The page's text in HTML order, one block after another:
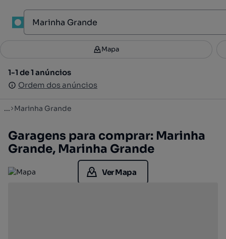
Filtros 2
1-1 de 1 anúncios
Ordem dos anúncios
Mapa
1-1 de 1 anúncios
Ordem dos anúncios
... Marinha Grande
Garagens para comprar: Marinha
Grande, Marinha Grande
Ver Mapa